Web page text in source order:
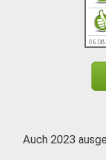
Auch 2023